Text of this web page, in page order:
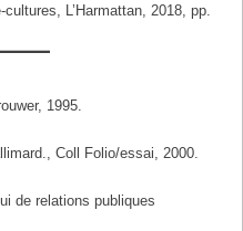
L’Harmattan, 2018, pp.
1995.
Coll Folio/essai, 2000.
de relations publiques